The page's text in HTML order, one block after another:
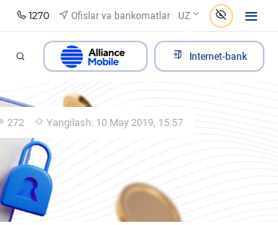
1270 Ofislar va bankomatlar UZ
Internet-bank
272 Yangilash: 10 May 2019, 15:57